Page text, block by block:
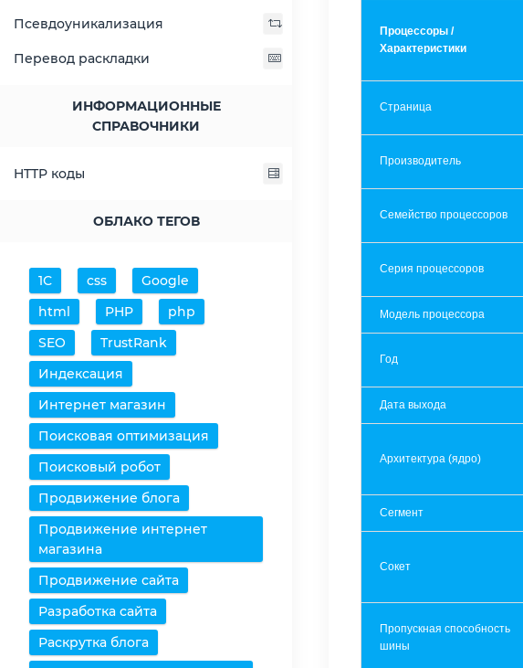
Псевдоуникализация
Перевод раскладки
ИНФОРМАЦИОННЫЕ
СПРАВОЧНИКИ
HTTP коды
ОБЛАКО ТЕГОВ
1С css
Google
html
PHP
php
SEO
TrustRank
Индексация
Интернет магазин
Поисковая оптимизация
Поисковый робот
Продвижение блога
Продвижение интернет
магазина
Продвижение сайта
Разработка сайта
Раскрутка блога
Процессоры /
Характеристики
Страница
Производитель
Семейство процессоров
Серия процессоров
Модель процессора
Год
Дата выхода
Архитектура (ядро)
Сегмент
Сокет
Пропускная способность
шины